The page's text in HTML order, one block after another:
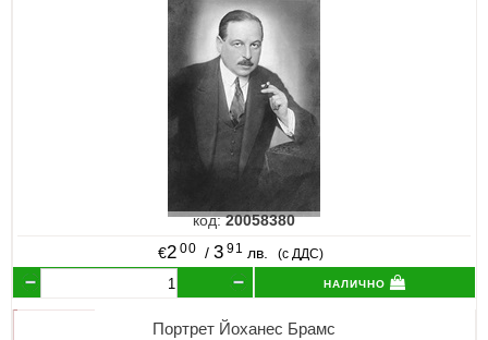
код:20058380
€2 00 /3 91 лв. (с ДДС)
налично
Портрет Йоханес Брамс